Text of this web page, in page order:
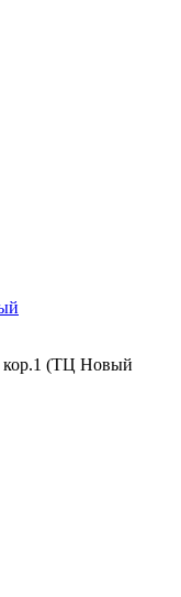
кор.1 (ТЦ Новый